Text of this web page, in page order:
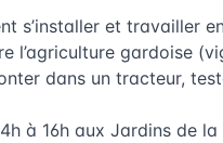
s’installer et travailler
l’agriculture gardoise
dans un tracteur,
à 16h aux Jardins de